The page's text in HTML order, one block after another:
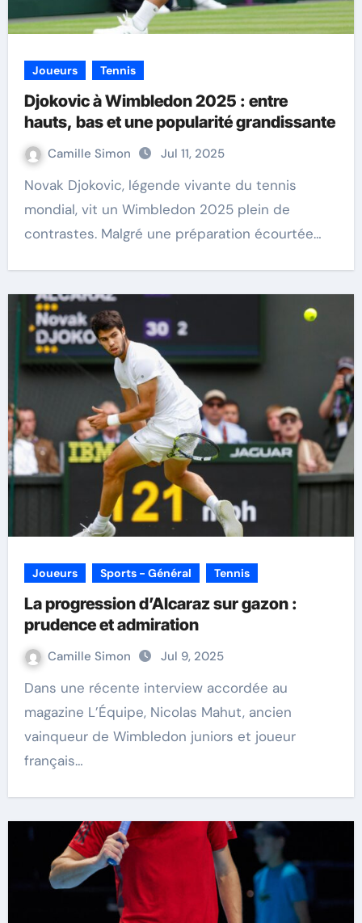
Joueurs Tennis
Djokovic à Wimbledon 2025 : entre
hauts, bas et une popularité grandissante
Camille Simon Jul 11, 2025
Novak Djokovic, légende vivante du tennis
mondial, vit un Wimbledon 2025 plein de
contrastes. Malgré une préparation écourtée…
Joueurs Sports - Général Tennis
La progression d’Alcaraz sur gazon :
prudence et admiration
Camille Simon Jul 9, 2025
Dans une récente interview accordée au
magazine L’Équipe, Nicolas Mahut, ancien
vainqueur de Wimbledon juniors et joueur
français…